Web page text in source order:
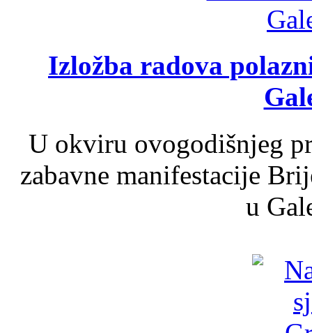
Izložba radova
U okviru ovogodišnjeg
zabavne manifestacije
u